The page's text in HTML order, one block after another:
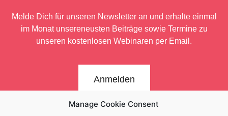
Manage Cookie Consent
Melde Dich für unseren Newsletter an und erhalte einmal
im Monat unsereneusten Beiträge sowie Termine zu
unseren kostenlosen Webinaren per Email.
Anmelden